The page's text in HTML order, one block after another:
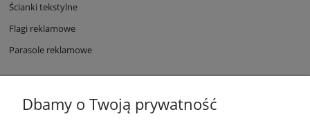
Ścianki tekstylne
Flagi reklamowe
Parasole reklamowe
Dbamy o Twoją prywatność